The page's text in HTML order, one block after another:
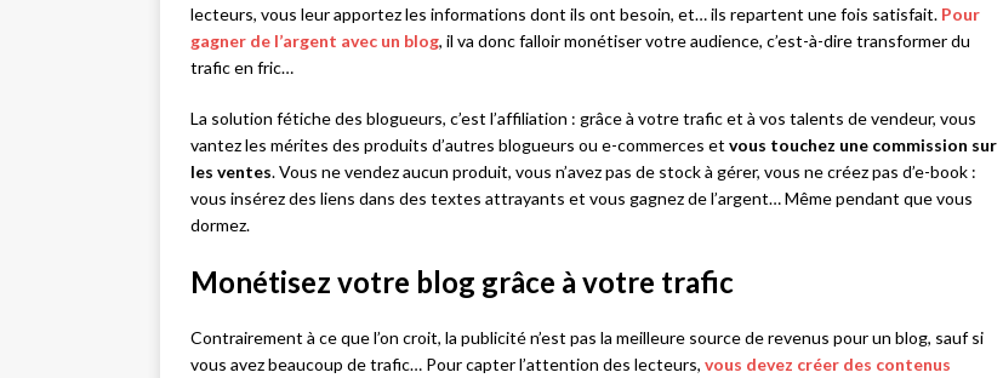
lecteurs, vous leur apportez les informations dont ils ont besoin, et… ils repartent une fois satisfait. Pour
gagner de l’argent avec un blog, il va donc falloir monétiser votre audience, c’est-à-dire transformer du
trafic en fric…
La solution fétiche des blogueurs, c’est l’affiliation : grâce à votre trafic et à vos talents de vendeur, vous
vantez les mérites des produits d’autres blogueurs ou e-commerces et vous touchez une commission sur
les ventes. Vous ne vendez aucun produit, vous n’avez pas de stock à gérer, vous ne créez pas d’e-book :
vous insérez des liens dans des textes attrayants et vous gagnez de l’argent… Même pendant que vous
dormez.
Monétisez votre blog grâce à votre trafic
Contrairement à ce que l’on croit, la publicité n’est pas la meilleure source de revenus pour un blog, sauf si
vous avez beaucoup de trafic… Pour capter l’attention des lecteurs, vous devez créer des contenus